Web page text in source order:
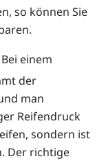
so können Sie
einem
der
man
Reifendruck
sondern ist
Der richtige